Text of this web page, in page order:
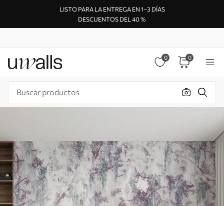
LISTO PARA LA ENTREGA EN 1–3 DÍAS
DESCUENTOS DEL 40 %
0 0